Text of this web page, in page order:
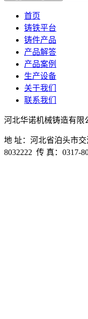
首页
铸铁平台
铸件产品
产品解答
产品案例
生产设备
关于我们
联系我们
河北华诺机械铸造有限
地 址：河北省泊头市
8032222 传 真：0317-